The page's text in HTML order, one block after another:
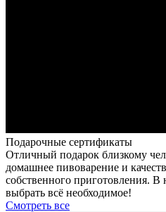
Подарочные сертификаты
Отличный подарок близкому
домашнее пивоварение и
собственного приготовления.
выбрать всё необходимое!
Смотреть все